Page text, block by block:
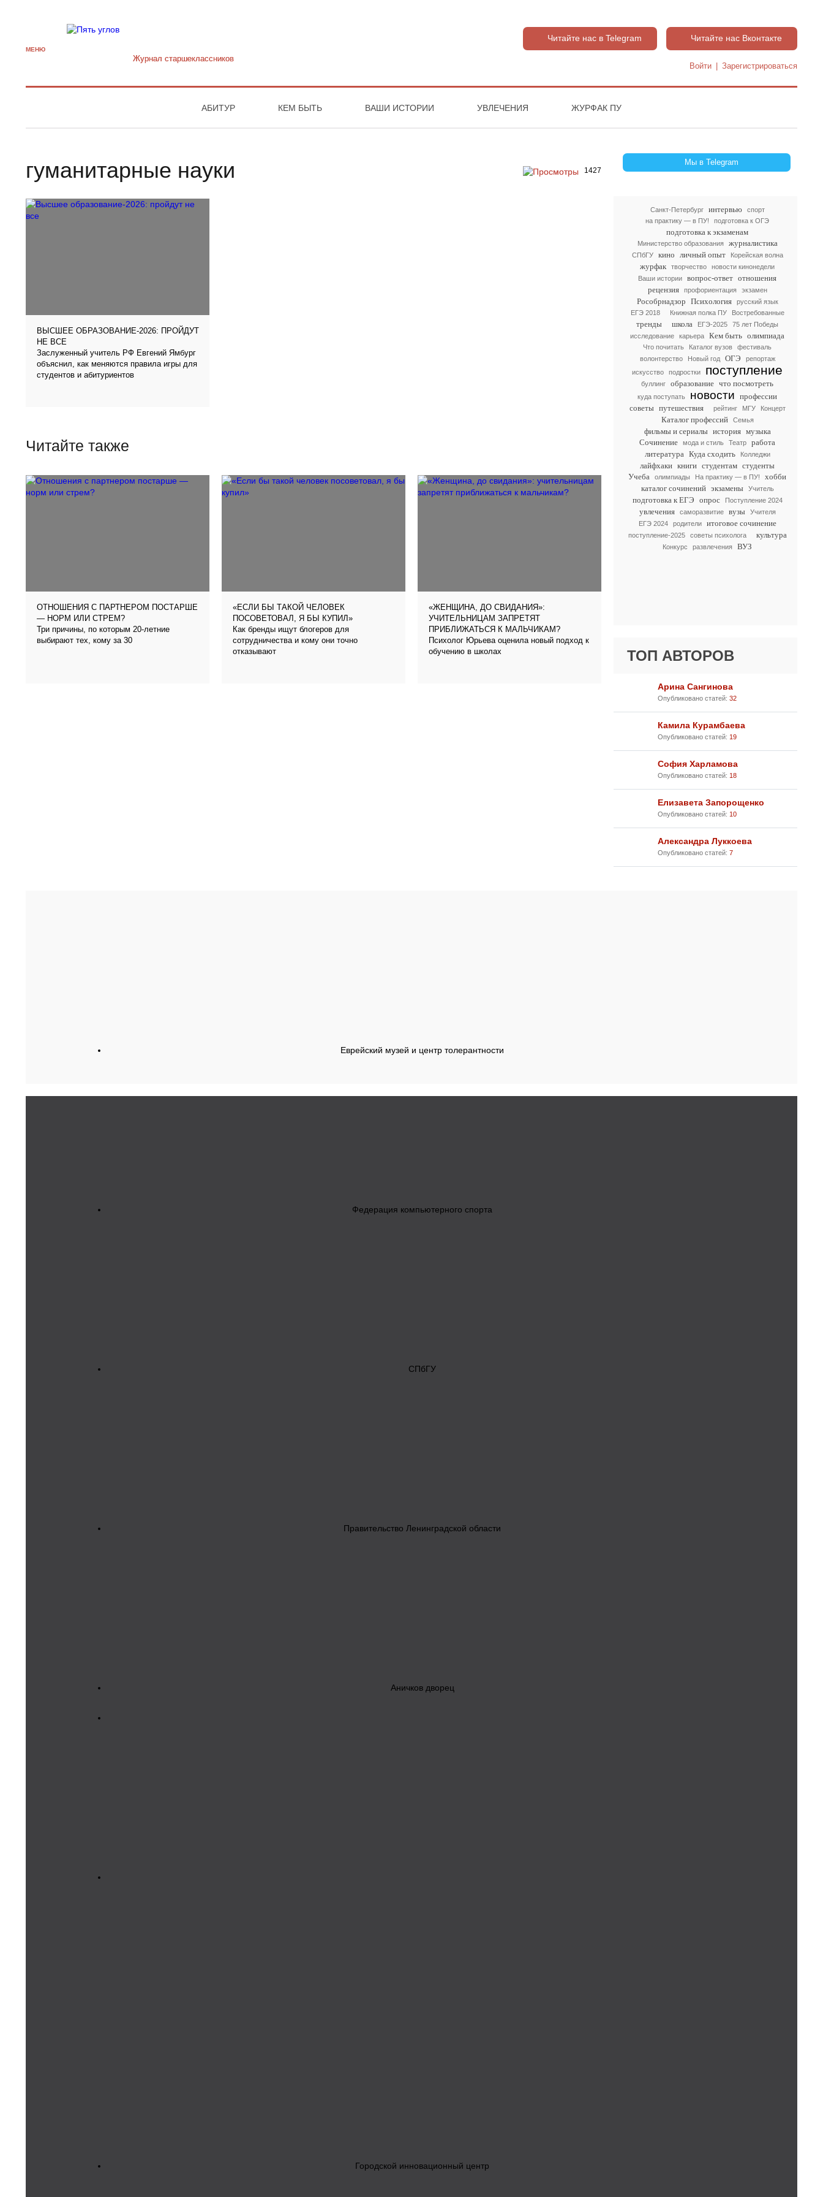
МЕНЮ
Журнал старшекласcников
Читайте нас в Telegram Читайте нас Вконтакте
Войти Зарегистрироваться
АБИТУР КЕМ БЫТЬ ВАШИ ИСТОРИИ УВЛЕЧЕНИЯ ЖУРФАК ПУ
Мы в Telegram
Санкт-Петербург интервью
спорт
на практику — в ПУ!
подготовка к ОГЭ
подготовка к экзаменам
Министерство образования журналистика
СПбГУ кино личный опыт Корейская волна
журфак творчество
новости кинонедели
Ваши истории
вопрос-ответ отношения
рецензия
профориентация экзамен
Рособрнадзор Психология
русский язык
ЕГЭ 2018
Книжная полка ПУ Востребованные
тренды школа ЕГЭ-2025
75 лет Победы
исследование
карьера Кем быть олимпиада
Что почитать Каталог вузов
фестиваль
волонтерство
Новый год ОГЭ
репортаж
искусство
подростки поступление
буллинг образование что посмотреть
куда поступать новости профессии
советы путешествия рейтинг МГУ Концерт
Каталог профессий Семья
фильмы и сериалы история музыка
Сочинение
мода и стиль Театр
работа
литература Куда сходить Колледжи
лайфхаки книги студентам студенты
Учеба
олимпиады На практику — в ПУ!
хобби
каталог сочинений экзамены Учитель
подготовка к ЕГЭ опрос Поступление 2024
увлечения саморазвитие вузы
Учителя
ЕГЭ 2024
родители итоговое сочинение
поступление-2025 советы психолога культура
Конкурс развлечения ВУЗ
ТОП АВТОРОВ
Арина Сангинова
Опубликовано статей: 32
Камила Курамбаева
Опубликовано статей: 19
София Харламова
Опубликовано статей: 18
Елизавета Запорощенко
Опубликовано статей: 10
Александра Луккоева
Опубликовано статей: 7
1427
гуманитарные науки
ВЫСШЕЕ ОБРАЗОВАНИЕ-2026: ПРОЙДУТ
НЕ ВСЕ
Заслуженный учитель РФ Евгений Ямбург
объяснил, как меняются правила игры для
студентов и абитуриентов
Читайте также
ОТНОШЕНИЯ С ПАРТНЕРОМ ПОСТАРШЕ
— НОРМ ИЛИ СТРЕМ?
Три причины, по которым 20-летние
выбирают тех, кому за 30
«ЕСЛИ БЫ ТАКОЙ ЧЕЛОВЕК
ПОСОВЕТОВАЛ, Я БЫ КУПИЛ»
Как бренды ищут блогеров для
сотрудничества и кому они точно
отказывают
«ЖЕНЩИНА, ДО СВИДАНИЯ»:
УЧИТЕЛЬНИЦАМ ЗАПРЕТЯТ
ПРИБЛИЖАТЬСЯ К МАЛЬЧИКАМ?
Психолог Юрьева оценила новый подход к
обучению в школах
Еврейский музей и центр толерантности
Федерация компьютерного спорта
СПбГУ
Правительство Ленинградской области
Аничков дворец
Городской инновационный центр